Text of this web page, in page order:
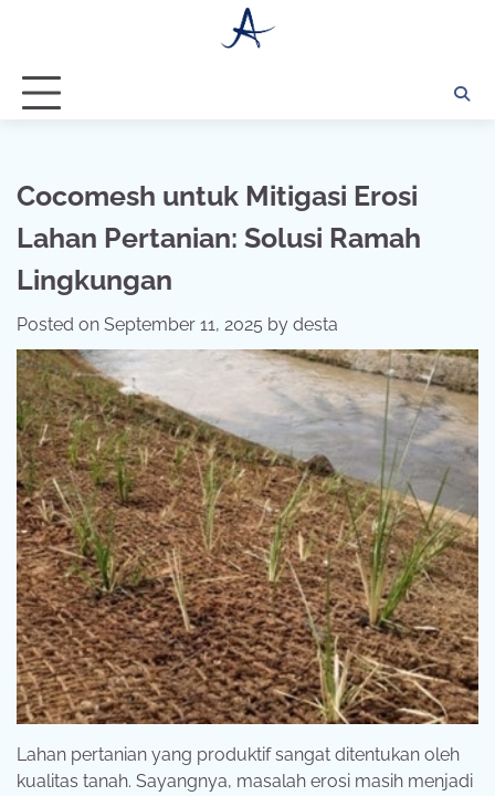
Cocomesh untuk Mitigasi Erosi
Lahan Pertanian: Solusi Ramah
Lingkungan
Posted on September 11, 2025 by desta
Lahan pertanian yang produktif sangat ditentukan oleh
kualitas tanah. Sayangnya, masalah erosi masih menjadi